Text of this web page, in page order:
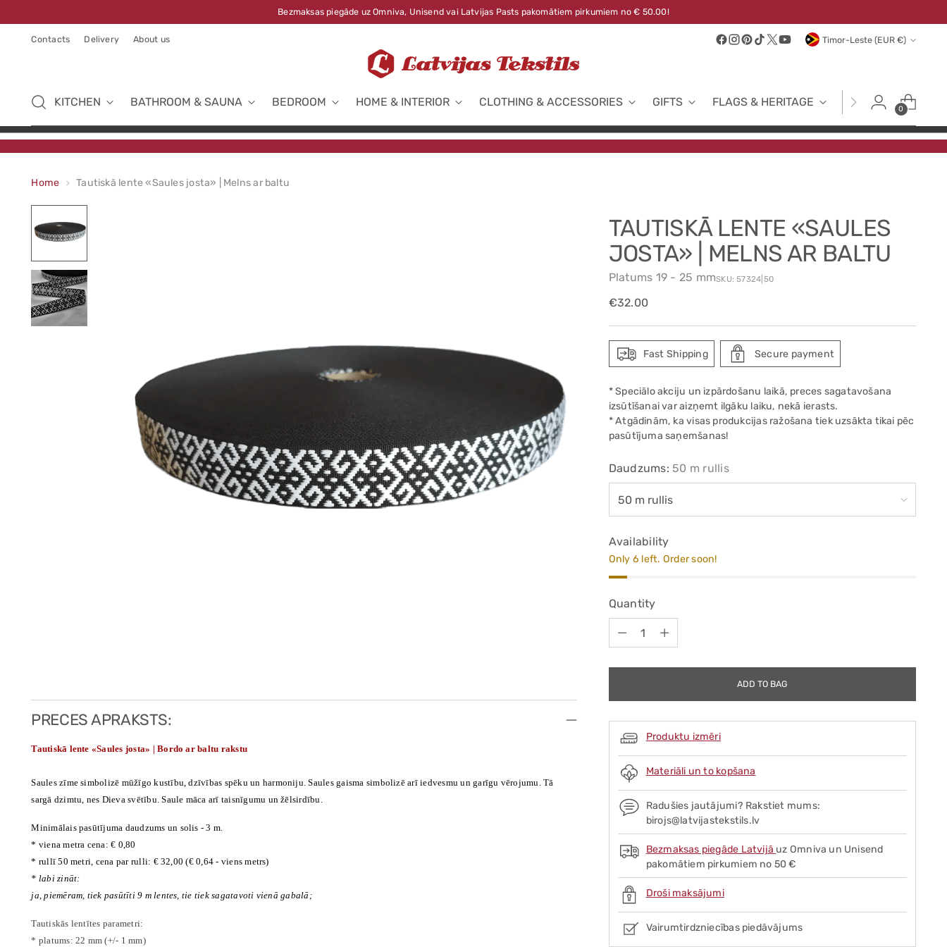
Bezmaksas piegāde uz Omniva, Unisend vai Latvijas Pasts pakomātiem pirkumiem no € 50.00!
Contacts Delivery About us Currency Timor-Leste (EUR €)
KITCHEN BATHROOM & SAUNA BEDROOM HOME & INTERIOR CLOTHING & ACCESSORIES GIFTS FLAGS & HERITAGE FABRICS
0
Home Tautiskā lente «Saules josta» | Melns ar baltu
PRECES APRAKSTS:
Tautiskā lente «Saules josta» | Bordo ar baltu rakstu
Saules zīme simbolizē mūžīgo kustību, dzīvības spēku un harmoniju.Saules gaisma simbolizē arīiedvesmu un garīgu vērojumu. Tā
sargā dzimtu, nes Dieva svētību. Saule māca arī taisnīgumu un žēlsirdību.
Minimālais pasūtījuma daudzums un solis - 3 m.
* viena metra cena: € 0,80
* rullī 50 metri, cena par rulli: € 32,00 (€ 0,64 - viens metrs)
* labi zināt:
ja, piemēram, tiek pasūtīti 9 m lentes, tie tiek sagatavoti vienā gabalā;
Tautiskās lentītes parametri:
* platums: 22 mm (+/- 1 mm)
TAUTISKĀ LENTE «SAULES
JOSTA» | MELNS AR BALTU
Platums 19 - 25 mmSKU: 57324|50
Regular
€32.00
Fast Shipping Secure payment
* Speciālo akciju un izpārdošanu laikā, preces sagatavošana
izsūtīšanai var aizņemt ilgāku laiku, nekā ierasts.
* Atgādinām, ka visas produkcijas ražošana tiek uzsākta tikai pēc
pasūtījuma saņemšanas!
Daudzums:50 m rullis
Availability
Only 6 left. Order soon!
Quantity
Quantity
ADD TO BAG
Produktu izmēri
Materiāli un to kopšana
Radušies jautājumi? Rakstiet mums:
birojs@latvijastekstils.lv
Bezmaksas piegāde Latvijā uz Omniva un Unisend
pakomātiem pirkumiem no 50 €
Droši maksājumi
Vairumtirdzniecības piedāvājums